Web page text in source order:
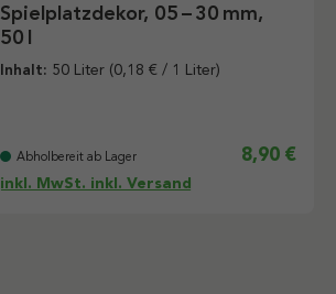
Spielplatzdekor, 05 – 30 mm,
50 l
Inhalt: 50 Liter (0,18 € / 1 Liter)
Abholbereit ab Lager 8,90 €
inkl. MwSt. inkl. Versand